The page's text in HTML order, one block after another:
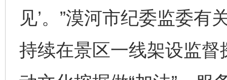
见’。”漠河市纪委监委
持续在景区一线架设监